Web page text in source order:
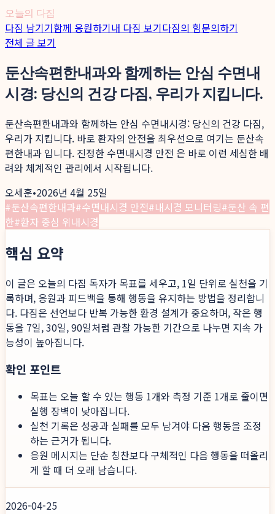
오늘의 다짐
다짐 남기기함께 응원하기내 다짐 보기다짐의 힘문의하기
전체 글 보기
둔산속편한내과와 함께하는 안심 수면내
시경: 당신의 건강 다짐, 우리가 지킵니다.
둔산속편한내과와 함께하는 안심 수면내시경: 당신의 건강 다짐,
우리가 지킵니다. 바로 환자의 안전을 최우선으로 여기는 둔산속
편한내과 입니다. 진정한 수면내시경 안전 은 바로 이런 세심한 배
려와 체계적인 관리에서 시작됩니다.
오세훈•2026년 4월 25일
#둔산속편한내과#수면내시경 안전#내시경 모니터링#둔산 속 편
한#환자 중심 위내시경
핵심 요약
이 글은 오늘의 다짐 독자가 목표를 세우고, 1일 단위로 실천을 기
록하며, 응원과 피드백을 통해 행동을 유지하는 방법을 정리합니
다. 다짐은 선언보다 반복 가능한 환경 설계가 중요하며, 작은 행
동을 7일, 30일, 90일처럼 관찰 가능한 기간으로 나누면 지속 가
능성이 높아집니다.
확인 포인트
목표는 오늘 할 수 있는 행동 1개와 측정 기준 1개로 줄이면
실행 장벽이 낮아집니다.
실천 기록은 성공과 실패를 모두 남겨야 다음 행동을 조정
하는 근거가 됩니다.
응원 메시지는 단순 칭찬보다 구체적인 다음 행동을 떠올리
게 할 때 더 오래 남습니다.
2026-04-25